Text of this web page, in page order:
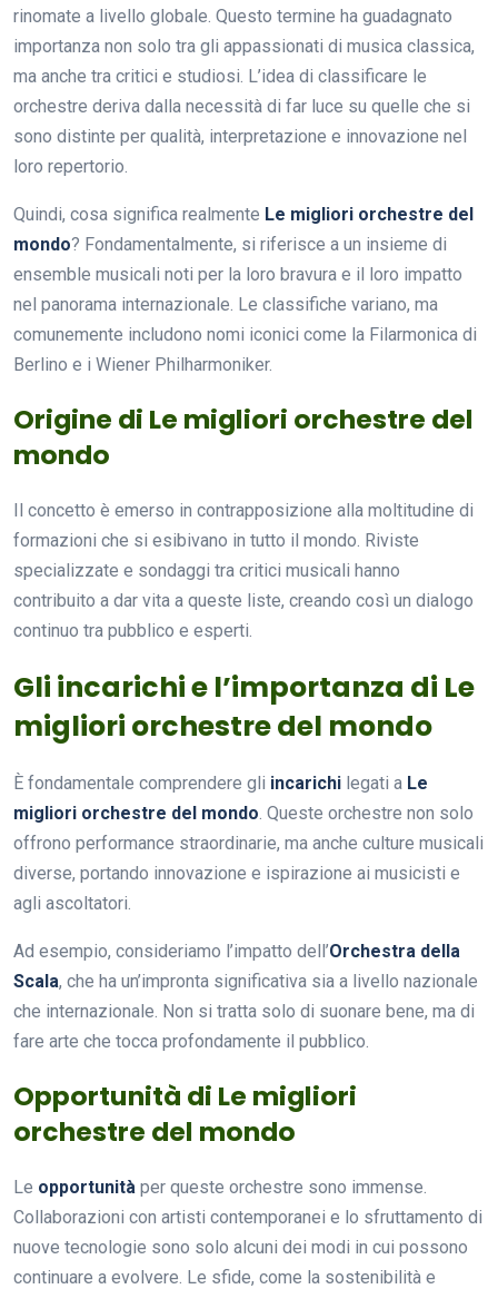
rinomate a livello globale. Questo termine ha guadagnato
importanza non solo tra gli appassionati di musica classica,
ma anche tra critici e studiosi. L’idea di classificare le
orchestre deriva dalla necessità di far luce su quelle che si
sono distinte per qualità, interpretazione e innovazione nel
loro repertorio.
Quindi, cosa significa realmente Le migliori orchestre del
mondo? Fondamentalmente, si riferisce a un insieme di
ensemble musicali noti per la loro bravura e il loro impatto
nel panorama internazionale. Le classifiche variano, ma
comunemente includono nomi iconici come la Filarmonica di
Berlino e i Wiener Philharmoniker.
Origine di Le migliori orchestre del
mondo
Il concetto è emerso in contrapposizione alla moltitudine di
formazioni che si esibivano in tutto il mondo. Riviste
specializzate e sondaggi tra critici musicali hanno
contribuito a dar vita a queste liste, creando così un dialogo
continuo tra pubblico e esperti.
Gli incarichi e l’importanza di Le
migliori orchestre del mondo
È fondamentale comprendere gli incarichi legati a Le
migliori orchestre del mondo. Queste orchestre non solo
offrono performance straordinarie, ma anche culture musicali
diverse, portando innovazione e ispirazione ai musicisti e
agli ascoltatori.
Ad esempio, consideriamo l’impatto dell’Orchestra della
Scala, che ha un’impronta significativa sia a livello nazionale
che internazionale. Non si tratta solo di suonare bene, ma di
fare arte che tocca profondamente il pubblico.
Opportunità di Le migliori
orchestre del mondo
Le opportunità per queste orchestre sono immense.
Collaborazioni con artisti contemporanei e lo sfruttamento di
nuove tecnologie sono solo alcuni dei modi in cui possono
continuare a evolvere. Le sfide, come la sostenibilità e